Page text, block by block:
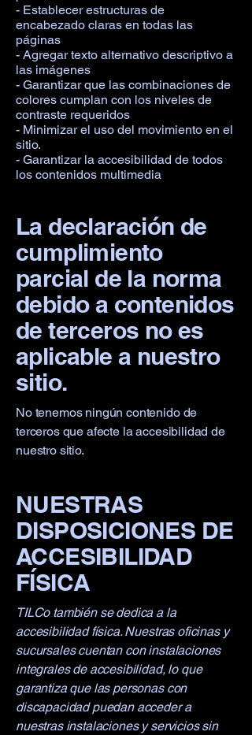
- Establecer estructuras de
encabezado claras en todas las
páginas
- Agregar texto alternativo descriptivo a
las imágenes
- Garantizar que las combinaciones de
colores cumplan con los niveles de
contraste requeridos
- Minimizar el uso del movimiento en el
sitio.
- Garantizar la accesibilidad de todos
los contenidos multimedia
La declaración de
cumplimiento
parcial de la norma
debido a contenidos
de terceros no es
aplicable a nuestro
sitio.
No tenemos ningún contenido de
terceros que afecte la accesibilidad de
nuestro sitio.
NUESTRAS
DISPOSICIONES DE
ACCESIBILIDAD
FÍSICA
TILCo también se dedica a la
accesibilidad física. Nuestras oficinas y
sucursales cuentan con instalaciones
integrales de accesibilidad, lo que
garantiza que las personas con
discapacidad puedan acceder a
nuestras instalaciones y servicios sin